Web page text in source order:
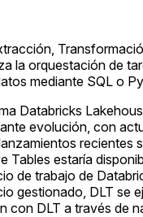
la orquestación de
mediante SQL o
Databricks
evolución, con
Tables estaría
de trabajo de
gestionado, DLT se
con DLT a través de